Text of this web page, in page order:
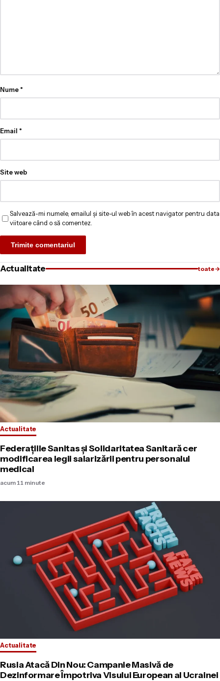
Nume*
Email *
Site web
Salvează-mi numele, emailul și site-ul web în acest navigator pentru data
viitoare când o să comentez.
Actualitate toate→
Actualitate
Federațiile Sanitas și Solidaritatea Sanitară cer
modificarea legii salarizării pentru personalul
medical
acum 11 minute
Actualitate
Rusia Atacă Din Nou: Campanie Masivă de
Dezinformare Împotriva Visului European al Ucrainei